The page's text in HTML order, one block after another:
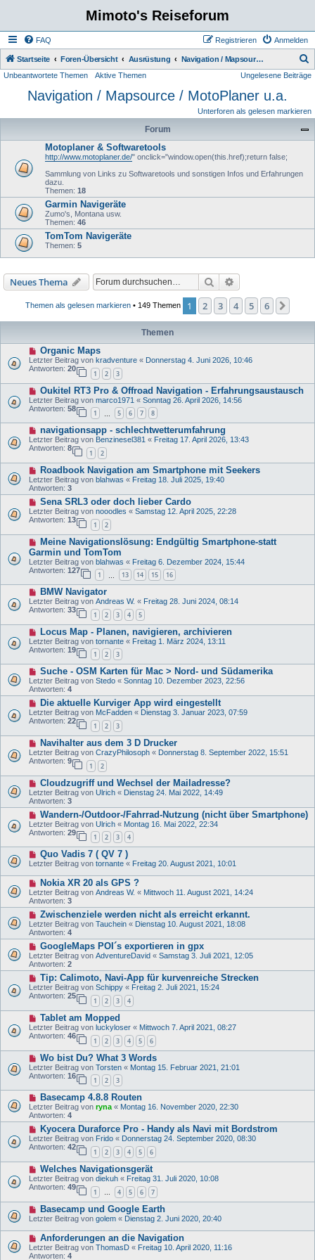
Mimoto's Reiseforum
FAQ Anmelden
Registrieren
Startseite Foren-Übersicht Ausrüstung Navigation / Mapsource / MotoPlaner u.a.
u
h
Unbeantwortete Themen Aktive Themen Ungelesene Beiträge
Navigation / Mapsource / MotoPlaner u.a.
Unterforen als gelesen markieren
Forum
Motoplaner & Softwaretools
http://www.motoplaner.de/" onclick="window.open(this.href);return false;
Sammlung von Links zu Softwaretools und sonstigen Infos und Erfahrungen
dazu.
Themen: 18
Garmin Navigeräte
Zumo's, Montana usw.
Themen: 46
TomTom Navigeräte
Themen: 5
Neues Thema Suche
Themen als gelesen markieren • 149 Themen 1 2 3 4 5 6
Themen
Organic Maps
Letzter Beitrag von kradventure « Donnerstag 4. Juni 2026, 10:46
Antworten: 20
1 2 3
Oukitel RT3 Pro & Offroad Navigation - Erfahrungsaustausch
Letzter Beitrag von marco1971 « Sonntag 26. April 2026, 14:56
Antworten: 58
1 5 6 7 8
navigationsapp - schlechtwetterumfahrung
Letzter Beitrag von Benzinesel381 « Freitag 17. April 2026, 13:43
Antworten: 8
1 2
Roadbook Navigation am Smartphone mit Seekers
Letzter Beitrag von blahwas « Freitag 18. Juli 2025, 19:40
Antworten: 3
Sena SRL3 oder doch lieber Cardo
Letzter Beitrag von nooodles « Samstag 12. April 2025, 22:28
Antworten: 13
1 2
Meine Navigationslösung: Endgültig Smartphone-statt
Garmin und TomTom
Letzter Beitrag von blahwas « Freitag 6. Dezember 2024, 15:44
Antworten: 127
1 13 14 15 16
BMW Navigator
Letzter Beitrag von Andreas W. « Freitag 28. Juni 2024, 08:14
Antworten: 33
1 2 3 4 5
Locus Map - Planen, navigieren, archivieren
Letzter Beitrag von tornante « Freitag 1. März 2024, 13:11
Antworten: 19
1 2 3
Suche - OSM Karten für Mac > Nord- und Südamerika
Letzter Beitrag von Stedo « Sonntag 10. Dezember 2023, 22:56
Antworten: 4
Die aktuelle Kurviger App wird eingestellt
Letzter Beitrag von McFadden « Dienstag 3. Januar 2023, 07:59
Antworten: 22
1 2 3
Navihalter aus dem 3 D Drucker
Letzter Beitrag von CrazyPhilosoph « Donnerstag 8. September 2022, 15:51
Antworten: 9
1 2
Cloudzugriff und Wechsel der Mailadresse?
Letzter Beitrag von Ulrich « Dienstag 24. Mai 2022, 14:49
Antworten: 3
Wandern-/Outdoor-/Fahrrad-Nutzung (nicht über Smartphone)
Letzter Beitrag von Ulrich « Montag 16. Mai 2022, 22:34
Antworten: 29
1 2 3 4
Quo Vadis 7 ( QV 7 )
Letzter Beitrag von tornante « Freitag 20. August 2021, 10:01
Nokia XR 20 als GPS ?
Letzter Beitrag von Andreas W. « Mittwoch 11. August 2021, 14:24
Antworten: 3
Zwischenziele werden nicht als erreicht erkannt.
Letzter Beitrag von Tauchein « Dienstag 10. August 2021, 18:08
Antworten: 4
GoogleMaps POI´s exportieren in gpx
Letzter Beitrag von AdventureDavid « Samstag 3. Juli 2021, 12:05
Antworten: 2
Tip: Calimoto, Navi-App für kurvenreiche Strecken
Letzter Beitrag von Schippy « Freitag 2. Juli 2021, 15:24
Antworten: 25
1 2 3 4
Tablet am Mopped
Letzter Beitrag von luckyloser « Mittwoch 7. April 2021, 08:27
Antworten: 46
1 2 3 4 5 6
Wo bist Du? What 3 Words
Letzter Beitrag von Torsten « Montag 15. Februar 2021, 21:01
Antworten: 16
1 2 3
Basecamp 4.8.8 Routen
Letzter Beitrag von ryna « Montag 16. November 2020, 22:30
Antworten: 4
Kyocera Duraforce Pro - Handy als Navi mit Bordstrom
Letzter Beitrag von Frido « Donnerstag 24. September 2020, 08:30
Antworten: 42
1 2 3 4 5 6
Welches Navigationsgerät
Letzter Beitrag von diekuh « Freitag 31. Juli 2020, 10:08
Antworten: 49
1 … 4 5 6 7
Basecamp und Google Earth
Letzter Beitrag von golem « Dienstag 2. Juni 2020, 20:40
Anforderungen an die Navigation
Letzter Beitrag von ThomasD « Freitag 10. April 2020, 11:16
Antworten: 4